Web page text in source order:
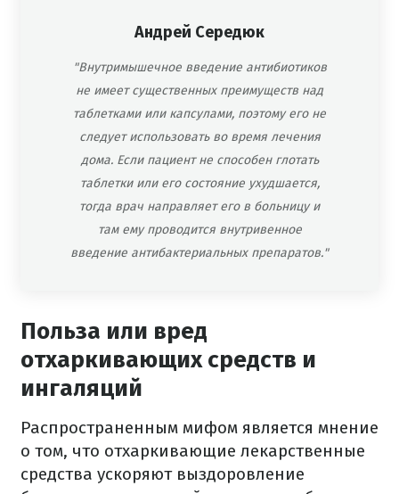
Андрей Середюк
"Внутримышечное введение антибиотиков
не имеет существенных преимуществ над
таблетками или капсулами, поэтому его не
следует использовать во время лечения
дома. Если пациент не способен глотать
таблетки или его состояние ухудшается,
тогда врач направляет его в больницу и
там ему проводится внутривенное
введение антибактериальных препаратов."
Польза или вред
отхаркивающих средств и
ингаляций
Распространенным мифом является мнение
о том, что отхаркивающие лекарственные
средства ускоряют выздоровление